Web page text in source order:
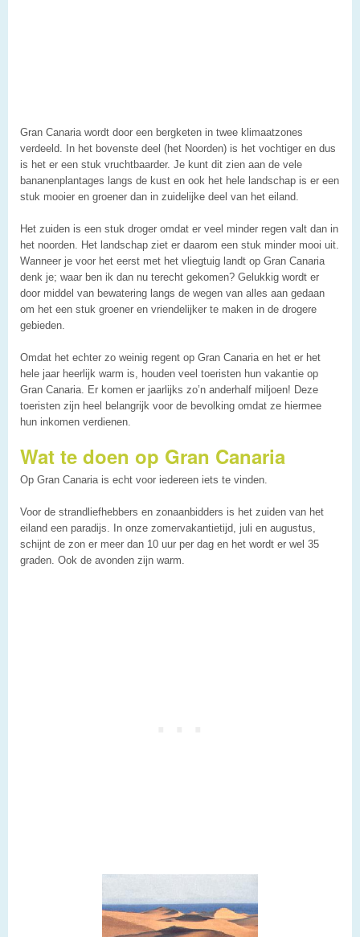
Gran Canaria wordt door een bergketen in twee klimaatzones
verdeeld. In het bovenste deel (het Noorden) is het vochtiger en dus
is het er een stuk vruchtbaarder. Je kunt dit zien aan de vele
bananenplantages langs de kust en ook het hele landschap is er een
stuk mooier en groener dan in zuidelijke deel van het eiland.
Het zuiden is een stuk droger omdat er veel minder regen valt dan in
het noorden. Het landschap ziet er daarom een stuk minder mooi uit.
Wanneer je voor het eerst met het vliegtuig landt op Gran Canaria
denk je; waar ben ik dan nu terecht gekomen? Gelukkig wordt er
door middel van bewatering langs de wegen van alles aan gedaan
om het een stuk groener en vriendelijker te maken in de drogere
gebieden.
Omdat het echter zo weinig regent op Gran Canaria en het er het
hele jaar heerlijk warm is, houden veel toeristen hun vakantie op
Gran Canaria. Er komen er jaarlijks zo’n anderhalf miljoen! Deze
toeristen zijn heel belangrijk voor de bevolking omdat ze hiermee
hun inkomen verdienen.
Wat te doen op Gran Canaria
Op Gran Canaria is echt voor iedereen iets te vinden.
Voor de strandliefhebbers en zonaanbidders is het zuiden van het
eiland een paradijs. In onze zomervakantietijd, juli en augustus,
schijnt de zon er meer dan 10 uur per dag en het wordt er wel 35
graden. Ook de avonden zijn warm.